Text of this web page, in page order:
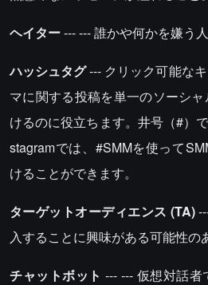
ヘイター--- --- 誰かや何かを嫌う人
ハッシュタグ--- クリック可能な
マに関する投稿を単一のソーシ
けるのに役立ちます。井号（#）
stagramでは、#SMMを使って
けることができます。
ターゲットオーディエンス (TA)
入することに興味がある可能性の
チャットボット --- --- 仮想対話